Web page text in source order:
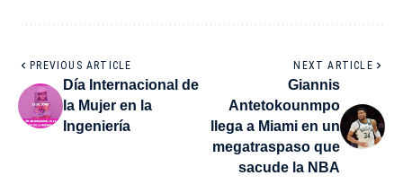
PREVIOUS ARTICLE
Día Internacional de
la Mujer en la
Ingeniería
NEXT ARTICLE
Giannis
Antetokounmpo
llega a Miami en un
megatraspaso que
sacude la NBA